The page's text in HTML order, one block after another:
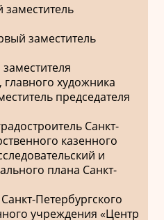
заместитель
главного художника
председателя
Санкт-
казенного
и
плана Санкт-
Петербургского
учреждения «Центр